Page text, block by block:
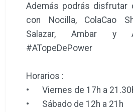
Además podrás disfrutar
con Nocilla, ColaCao
Salazar, Ambar y
#ATopeDePower
Horarios :
•
Viernes de 17h a
•
Sábado de 12h a 21h